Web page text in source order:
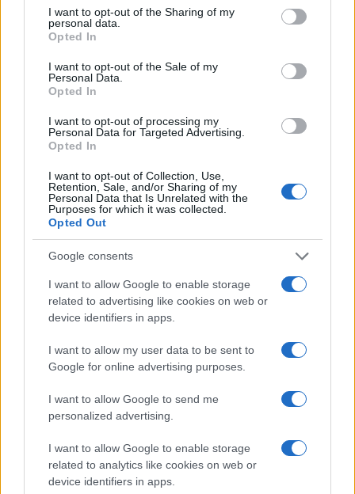
not limited to your visit or usage behaviour. You may click to
grant or deny consent to Google and its third-party tags to
use your data for below specified purposes in below Google
consent section.
I want to opt-out of the Sharing of my
personal data.
Opted In
I want to opt-out of the Sale of my
Personal Data.
Opted In
I want to opt-out of processing my
Personal Data for Targeted Advertising.
Opted In
I want to opt-out of Collection, Use,
Retention, Sale, and/or Sharing of my
Personal Data that Is Unrelated with the
Purposes for which it was collected.
Opted Out
Google consents
I want to allow Google to enable storage
related to advertising like cookies on web or
device identifiers in apps.
I want to allow my user data to be sent to
Google for online advertising purposes.
I want to allow Google to send me
personalized advertising.
I want to allow Google to enable storage
related to analytics like cookies on web or
device identifiers in apps.
semifinale): 127,5 milioni di euro
2) Arsenal– 1° nella League Phase (finalista): 142 milioni
di euro
1) Paris Saint Germain
(vincitore): 145,5 milioni di euro
formato e il meccanismo delvalue pillar
abbiano influito
su club di diverse dimensioni: squadre eliminate nella fase
a gironi o ai playoff hanno comunque incassato somme
rilevanti, mentre i finalisti e i semifinalisti hanno raccolto
Per le società italiane il confronto mostra l’Inter come
Napoli si colloca più indietro a causa della precoce
eliminazione nella League Phase e dei relativi punti
conquistati.
AUTORE
Andrea Conforti